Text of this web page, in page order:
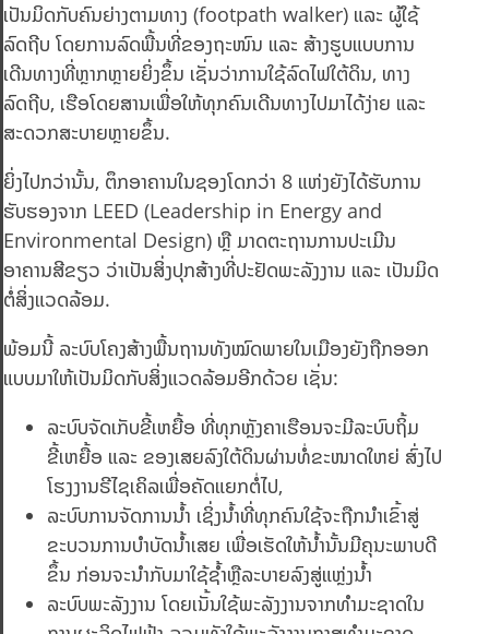
ເປັນມິດກັບຄົນຍ່າງຕາມທາງ (footpath walker) ແລະ ຜູ້ໃຊ້
ລົດຖີບ ໂດຍການລົດພື້ນທີ່ຂອງຖະໜົນ ແລະ ສ້າງຮູບແບບການ
ເດີນທາງທີ່ຫຼາກຫຼາຍຍິ່ງຂຶ້ນ ເຊັ່ນວ່າການໃຊ້ລົດໄຟໃຕ້ດິນ, ທາງ
ລົດຖີບ, ເຮືອໂດຍສານເພື່ອໃຫ້ທຸກຄົນເດີນທາງໄປມາໄດ້ງ່າຍ ແລະ
ສະດວກສະບາຍຫຼາຍຂຶ້ນ.
ຍິ່ງໄປກວ່ານັ້ນ,​ ຕຶກອາຄານໃນຊອງໂດກວ່າ 8 ແຫ່ງຍັງໄດ້ຮັບການ
ຮັບຮອງຈາກ LEED (Leadership in Energy and
Environmental Design) ຫຼື ມາດຕະຖານການປະເມີນ
ອາຄານສີຂຽວ ວ່າເປັນສິ່ງປຸກສ້າງທີ່ປະຢັດພະລັງງານ ແລະ ເປັນມິດ
ຕໍ່ສິ່ງແວດລ້ອມ.
ພ້ອມນີ້ ລະບົບໂຄງສ້າງພື້ນຖານທັງໝົດພາຍໃນເມືອງຍັງຖືກອອກ
ແບບມາໃຫ້ເປັນມິດກັບສິ່ງແວດລ້ອມອີກດ້ວຍ ເຊັ່ນ:
ລະບົບຈັດເກັບຂີ້ເຫຍື້ອ ທີ່ທຸກຫຼັງຄາເຮືອນຈະມີລະບົບຖິ້ມ
ຂີ້ເຫຍື້ອ ແລະ ຂອງເສຍລົງໃຕ້ດິນຜ່ານທໍ່ຂະໜາດໃຫຍ່ ສົ່ງໄປ
ໂຮງງານຣີໄຊເຄິລເພື່ອຄັດແຍກຕໍ່ໄປ,
ລະບົບການຈັດການນຳ້ ເຊິ່ງນຳ້ທີ່ທຸກຄົນໃຊ້ຈະຖືກນຳເຂົ້າສູ່
ຂະບວນການບຳບັດນຳ້ເສຍ ເພື່ອເຮັດໃຫ້ນຳ້ນັ້ນມີຄຸນະພາບດີ
ຂຶ້ນ ກ່ອນຈະນຳກັບມາໃຊ້ຊຳ້ຫຼືລະບາຍລົງສູ່ແຫຼ່ງນຳ້
ລະບົບພະລັງງານ ໂດຍເນັ້ນໃຊ້ພະລັງງານຈາກທຳມະຊາດໃນ